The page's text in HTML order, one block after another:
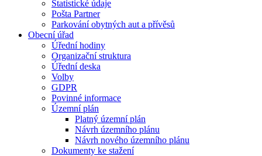
Statistické údaje
Pošta Partner
Parkování obytných aut a přívěsů
Obecní úřad
Úřední hodiny
Organizační struktura
Úřední deska
Volby
GDPR
Povinné informace
Územní plán
Platný územní plán
Návrh územního plánu
Návrh nového územního plánu
Dokumenty ke stažení